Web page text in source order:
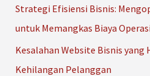
:
Strategi Efisiensi Bisnis:
untuk Memangkas Biaya
Kesalahan Website Bisnis yang
Kehilangan Pelanggan